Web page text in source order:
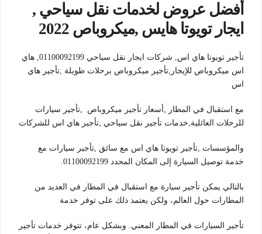
أفضل عروض لخدمات نقل سياحي ,
ايجار تويوتا هايس ,ميكروباص 2022
تأجير تويوتا هاي اس, شركات ايجار نقل سياحي 01100092199, هاي
اس ميكروباص للإيجار,تأجير ميكروباص برحلات طويلة ,تأجير هاي
اس
مع استقبال في المطار ,أسعار تأجير ميكروباص ,تأجير سيارات
للرحلات العائلية,خدمات تأجير نقل سياحي ,تأجير هاي اس للشركات
والمؤسسات ,تأجير تويوتا هاي اس مع سائق ,تأجير سيارات مع
خدمة توصيل السيارة إلى المكان المحدد 01100092199.
بالتالي يمكن تأجير سيارة مع استقبال في المطار في العديد من
المطارات حول العالم، ولكن يعتمد ذلك على توفر خدمة
تأجير السيارات في المطار المعني. وبشكل عام، تتوفر خدمات تأجير